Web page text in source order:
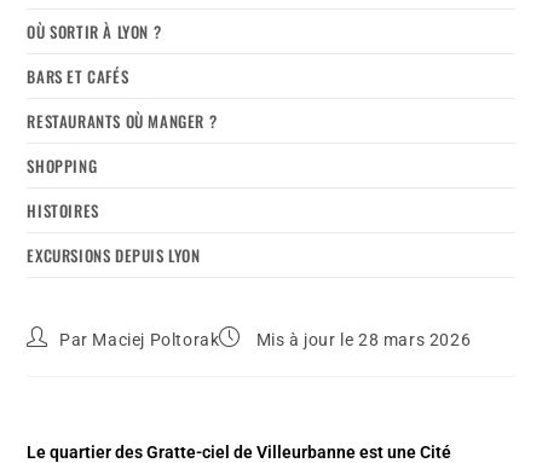
OÙ SORTIR À LYON ?
BARS ET CAFÉS
RESTAURANTS OÙ MANGER ?
SHOPPING
HISTOIRES
EXCURSIONS DEPUIS LYON
Par Maciej Poltorak Mis à jour le 28 mars 2026
Le quartier des Gratte-ciel de Villeurbanne est une Cité